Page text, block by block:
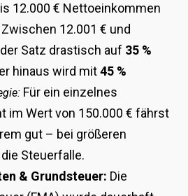
12.000 € Nettoeinkommen
Zwischen 12.001 € und
Satz drastisch auf 35 %
hinaus wird mit45 %
Für ein einzelnes
im Wert von 150.000 € fährst
gut – bei größeren
Steuerfalle.
& Grundsteuer: Die